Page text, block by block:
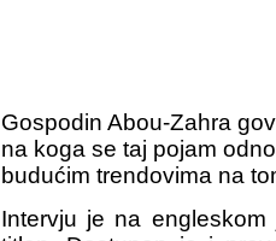
Gospodin Abou-Zahra
na koga se taj pojam
budućim trendovima na
Intervju je na